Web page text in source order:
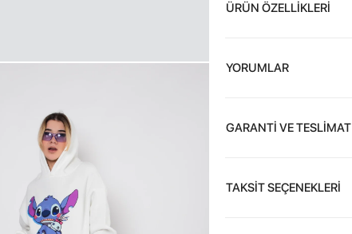
ÜRÜN ÖZELLİKLERİ
YORUMLAR
GARANTİ VE TESLİMAT
TAKSİT SEÇENEKLERİ